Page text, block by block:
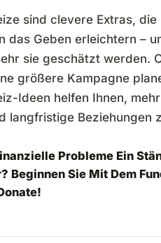
sind clevere Extras, die
das Geben erleichtern –
sie geschätzt werden.
größere Kampagne
Ideen helfen Ihnen,
langfristige Beziehungen
Probleme Ein
Beginnen Sie Mit Dem